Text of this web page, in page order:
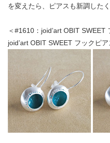
を変えたら、ピアスも新調した
＜#1610：joid’art OBIT SWEET
joid’art OBIT SWEET フックピア